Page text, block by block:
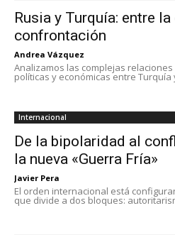
Rusia y Turquía: entre
confrontación
Andrea Vázquez
Analizamos las complejas
políticas y económicas entre Turquía
Internacional
De la bipolaridad al
la nueva «Guerra Fría»
Javier Pera
El orden internacional está
que divide a dos bloques: